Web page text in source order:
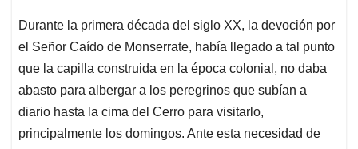
Durante la primera década del siglo XX, la devoción por
el Señor Caído de Monserrate, había llegado a tal punto
que la capilla construida en la época colonial, no daba
abasto para albergar a los peregrinos que subían a
diario hasta la cima del Cerro para visitarlo,
principalmente los domingos. Ante esta necesidad de